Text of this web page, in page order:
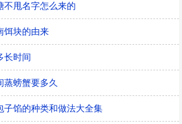
不甩名字怎么来的
饵块的由来
长时间
螃蟹要多久
子馅的种类和做法大全集